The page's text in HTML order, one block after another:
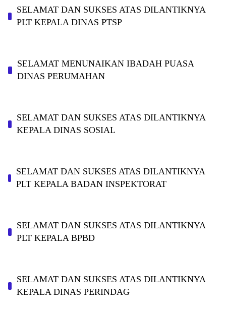
SELAMAT DAN SUKSES ATAS DILANTIKNYA
PLT KEPALA DINAS PTSP
SELAMAT MENUNAIKAN IBADAH PUASA
DINAS PERUMAHAN
SELAMAT DAN SUKSES ATAS DILANTIKNYA
KEPALA DINAS SOSIAL
SELAMAT DAN SUKSES ATAS DILANTIKNYA
PLT KEPALA BADAN INSPEKTORAT
SELAMAT DAN SUKSES ATAS DILANTIKNYA
PLT KEPALA BPBD
SELAMAT DAN SUKSES ATAS DILANTIKNYA
KEPALA DINAS PERINDAG